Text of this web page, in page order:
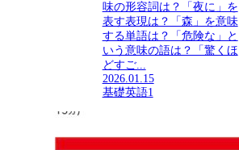
味の形容詞は？「夜に」を
表す表現は？「森」を意味
する単語は？「危険な」と
いう意味の語は？「驚くほ
どすご...
2026.01.15
基礎英語1